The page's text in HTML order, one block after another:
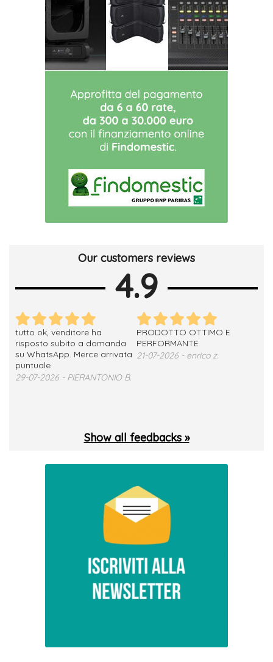
Our customers reviews
4.9
tutto ok, venditore ha
risposto subito a domanda
su WhatsApp. Merce arrivata
puntuale
29-07-2026 - PIERANTONIO B.
PRODOTTO OTTIMO E
PERFORMANTE
21-07-2026 - enrico z.
Show all feedbacks »